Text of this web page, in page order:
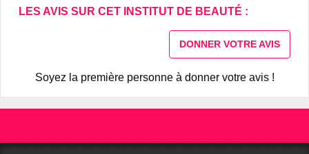
LES AVIS SUR CET INSTITUT DE BEAUTÉ :
DONNER VOTRE AVIS
Soyez la première personne à donner votre avis !